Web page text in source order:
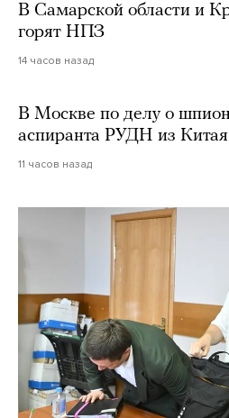
В Самарской области и
горят НПЗ
14 часов назад
В Москве по делу о
аспиранта РУДН из Китая
11 часов назад